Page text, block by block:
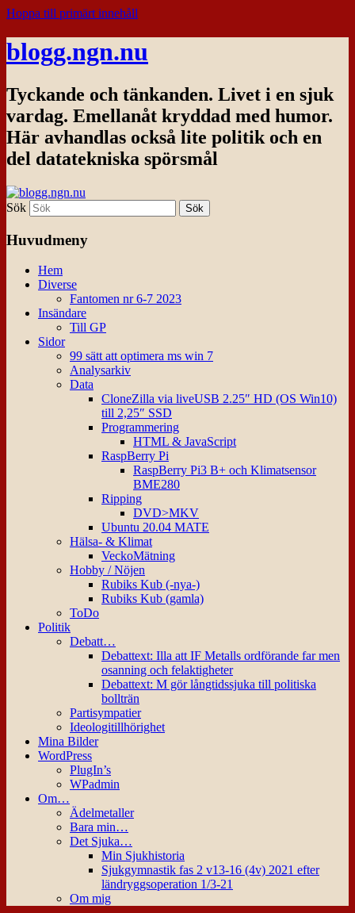
Hoppa till primärt innehåll
blogg.ngn.nu
Tyckande och tänkanden. Livet i en sjuk
vardag. Emellanåt kryddad med humor.
Här avhandlas också lite politik och en
del datatekniska spörsmål
Sök
Huvudmeny
Hem
Diverse
Fantomen nr 6-7 2023
Insändare
Till GP
Sidor
99 sätt att optimera ms win 7
Analysarkiv
Data
CloneZilla via liveUSB 2.25″ HD (OS Win10)
till 2,25″ SSD
Programmering
HTML & JavaScript
RaspBerry Pi
RaspBerry Pi3 B+ och Klimatsensor
BME280
Ripping
DVD>MKV
Ubuntu 20.04 MATE
Hälsa- & Klimat
VeckoMätning
Hobby / Nöjen
Rubiks Kub (-nya-)
Rubiks Kub (gamla)
ToDo
Politik
Debatt…
Debattext: Illa att IF Metalls ordförande far men
osanning och felaktigheter
Debattext: M gör långtidssjuka till politiska
bollträn
Partisympatier
Ideologitillhörighet
Mina Bilder
WordPress
PlugIn’s
WPadmin
Om…
Ädelmetaller
Bara min…
Det Sjuka…
Min Sjukhistoria
Sjukgymnastik fas 2 v13-16 (4v) 2021 efter
ländryggsoperation 1/3-21
Om mig